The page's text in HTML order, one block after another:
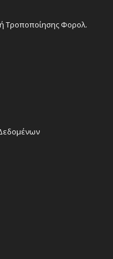
Τροποποίησης Φορολ.